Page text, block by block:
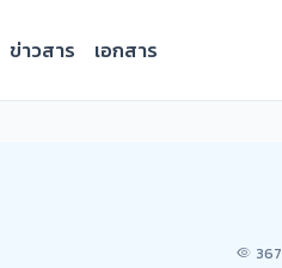
ข่าวสาร เอกสาร
367